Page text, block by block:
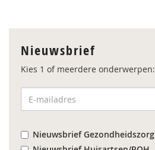
Nieuwsbrief
Kies 1 of meerdere onderwerpen:
Nieuwsbrief Gezondheidszorg